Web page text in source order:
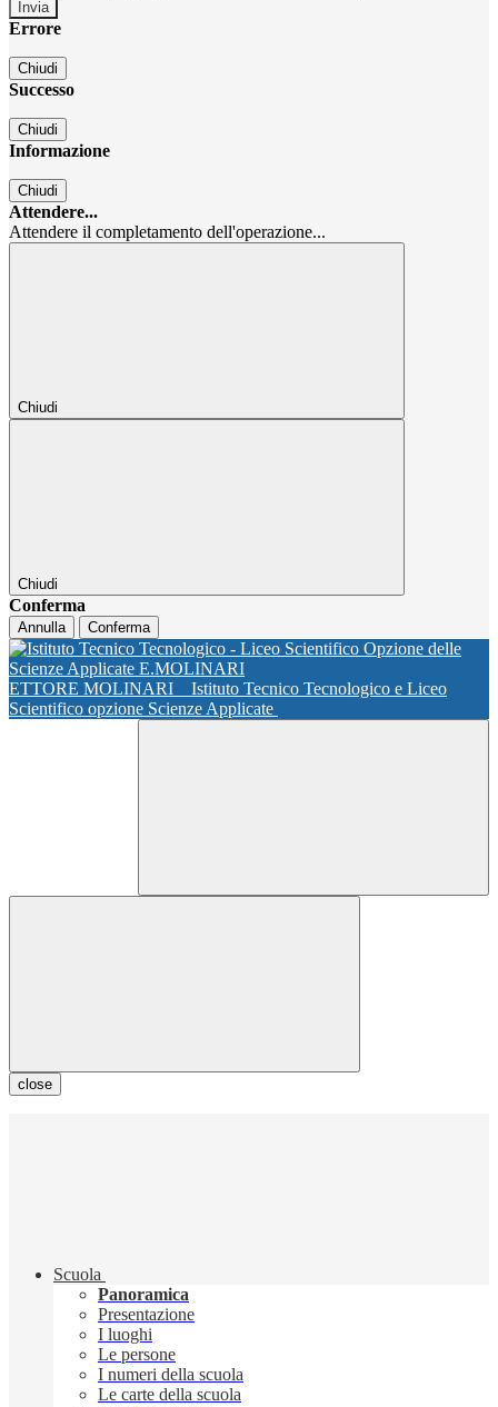
Errore
Chiudi
Successo
Chiudi
Informazione
Chiudi
Attendere...
Attendere il completamento dell'operazione...
Chiudi
Chiudi
Conferma
Annulla Conferma
ETTORE MOLINARI
Istituto Tecnico Tecnologico e Liceo
Scientifico opzione Scienze Applicate
close
Scuola
Panoramica
Presentazione
I luoghi
Le persone
I numeri della scuola
Le carte della scuola